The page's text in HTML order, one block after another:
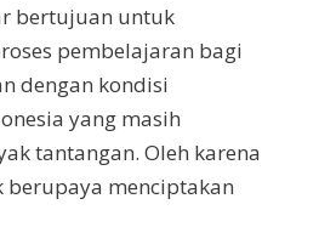
bertujuan untuk
pembelajaran bagi
dengan kondisi
yang masih
tantangan. Oleh karena
menciptakan